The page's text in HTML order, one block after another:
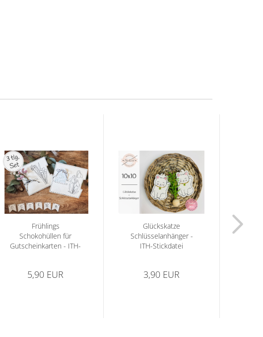
Frühlings
Schokohüllen für
Gutscheinkarten - ITH-
5,90 EUR
Glückskatze
Schlüsselanhänger -
ITH-Stickdatei
3,90 EUR